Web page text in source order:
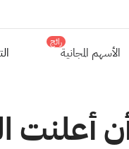
الأسهم المجانية
رائج